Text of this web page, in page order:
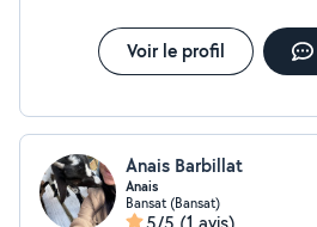
Voir le profil
Anais Barbillat
Anais
Bansat (Bansat)